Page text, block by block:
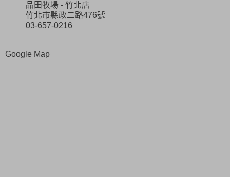
品田牧場 - 竹北店
竹北市縣政二路476號
03-657-0216
Google Map